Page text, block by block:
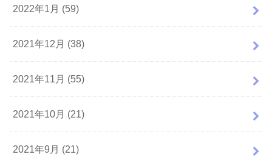
2022年1月 (59)
2021年12月 (38)
2021年11月 (55)
2021年10月 (21)
2021年9月 (21)